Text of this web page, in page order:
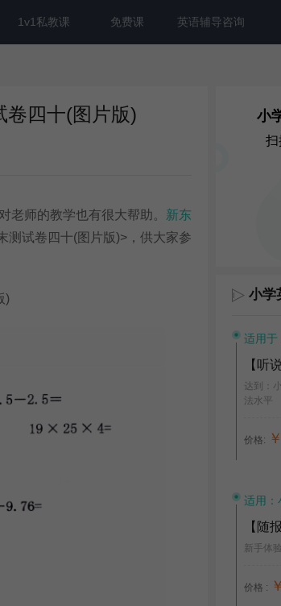
1v1私教课 免费课 英语辅导咨询
卷四十(图片版)
师的教学也有很大帮助。 新东
测试卷四十(图片版)>，供大家参
)
小
扫
小学
适用于
【听
达到：
法水平
价格:
适用：
【随
新手体
价格 :